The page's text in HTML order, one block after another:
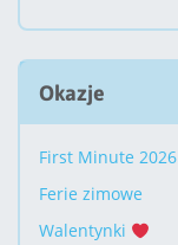
Okazje
First Minute 2026
Ferie zimowe
Walentynki